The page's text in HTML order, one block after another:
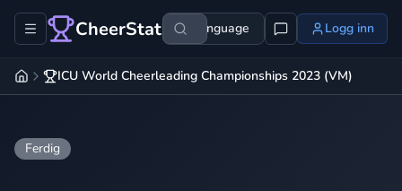
CheerStats Language Logg inn
ICU World Cheerleading Championships 2023 (VM)
Ferdig